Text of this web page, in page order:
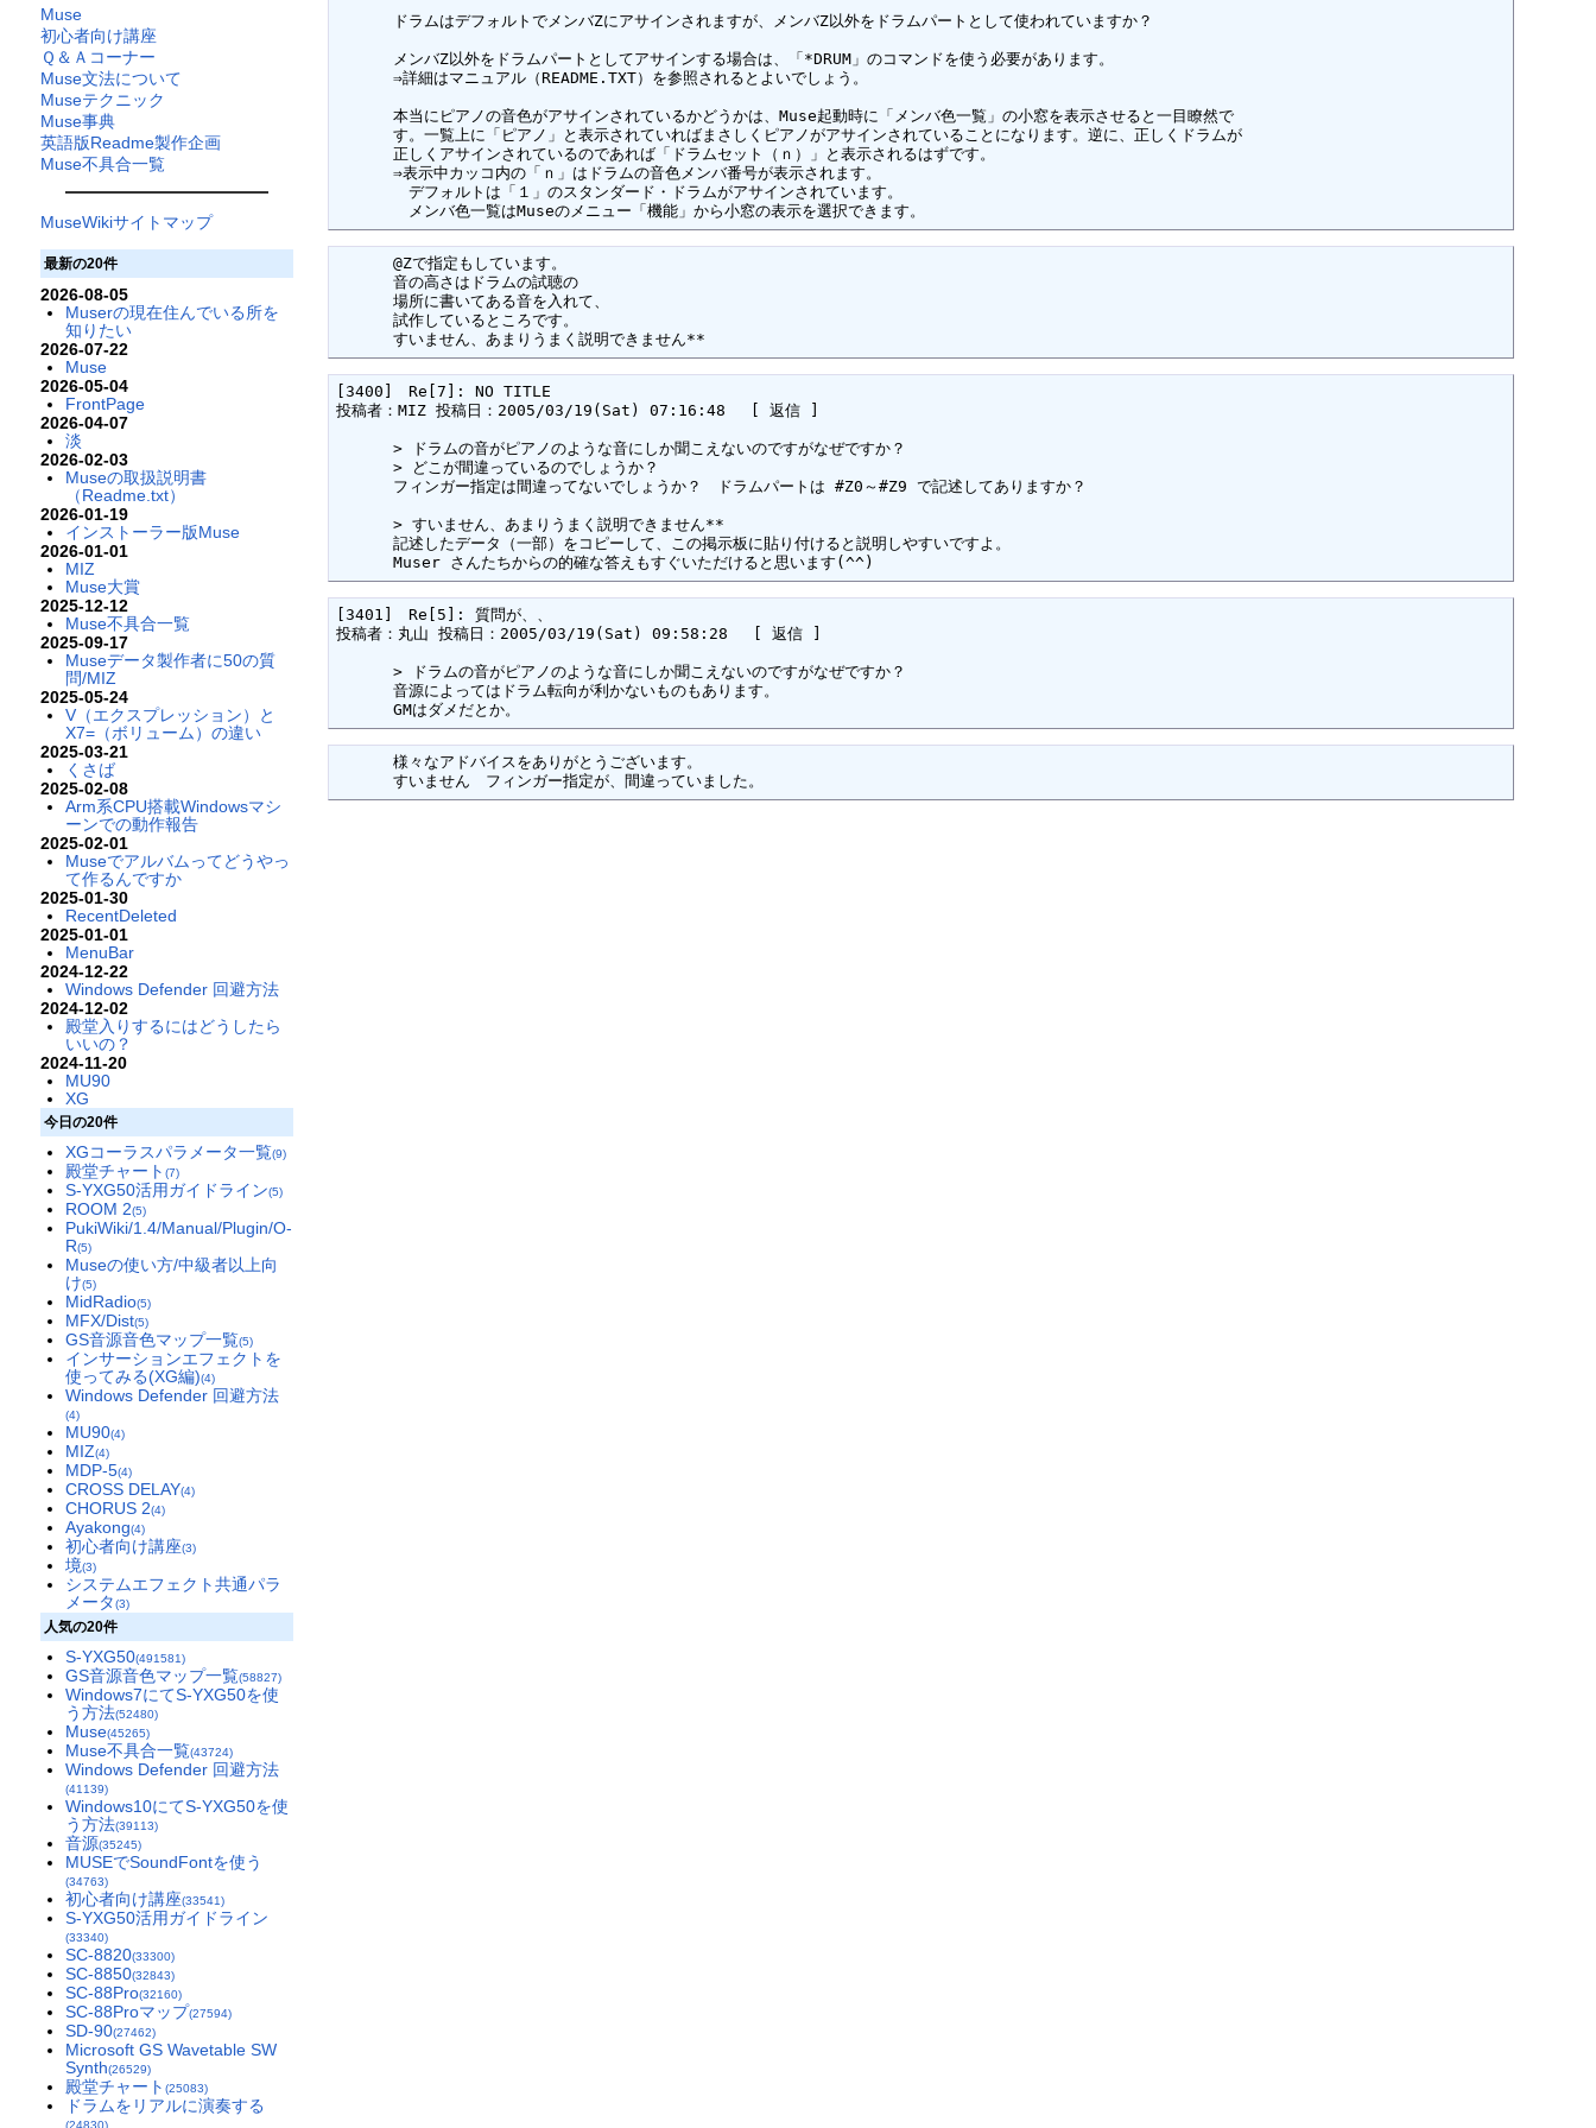
Muse
初心者向け講座
Ｑ＆Ａコーナー
Muse文法について
Museテクニック
Muse事典
英語版Readme製作企画
Muse不具合一覧
MuseWikiサイトマップ
最新の20件
2026-08-05
Muserの現在住んでいる所を
知りたい
2026-07-22
Muse
2026-05-04
FrontPage
2026-04-07
淡
2026-02-03
Museの取扱説明書
（Readme.txt）
2026-01-19
インストーラー版Muse
2026-01-01
MIZ
Muse大賞
2025-12-12
Muse不具合一覧
2025-09-17
Museデータ製作者に50の質
問/MIZ
2025-05-24
V（エクスプレッション）と
X7=（ボリューム）の違い
2025-03-21
くさば
2025-02-08
Arm系CPU搭載Windowsマシ
ーンでの動作報告
2025-02-01
Museでアルバムってどうやっ
て作るんですか
2025-01-30
RecentDeleted
2025-01-01
MenuBar
2024-12-22
Windows Defender 回避方法
2024-12-02
殿堂入りするにはどうしたら
いいの？
2024-11-20
MU90
XG
今日の20件
XGコーラスパラメータ一覧(9)
殿堂チャート(7)
S-YXG50活用ガイドライン(5)
ROOM 2(5)
PukiWiki/1.4/Manual/Plugin/O-
R(5)
Museの使い方/中級者以上向
け(5)
MidRadio(5)
MFX/Dist(5)
GS音源音色マップ一覧(5)
インサーションエフェクトを
使ってみる(XG編)(4)
Windows Defender 回避方法
(4)
MU90(4)
MIZ(4)
MDP-5(4)
CROSS DELAY(4)
CHORUS 2(4)
Ayakong(4)
初心者向け講座(3)
境(3)
システムエフェクト共通パラ
メータ(3)
人気の20件
S-YXG50(491581)
GS音源音色マップ一覧(58827)
Windows7にてS-YXG50を使
う方法(52480)
Muse(45265)
Muse不具合一覧(43724)
Windows Defender 回避方法
(41139)
Windows10にてS-YXG50を使
う方法(39113)
音源(35245)
MUSEでSoundFontを使う
(34763)
初心者向け講座(33541)
S-YXG50活用ガイドライン
(33340)
SC-8820(33300)
SC-8850(32843)
SC-88Pro(32160)
SC-88Proマップ(27594)
SD-90(27462)
Microsoft GS Wavetable SW
Synth(26529)
殿堂チャート(25083)
ドラムをリアルに演奏する
      ⇒詳細はマニュアル（README.TXT）を参照されるとよいでしょう。
      本当にピアノの音色がアサインされているかどうかは、Muse起動時に「メンバ色一覧」の小窓を表示させると一目瞭然で
      す。一覧上に「ピアノ」と表示されていればまさしくピアノがアサインされていることになります。逆に、正しくドラムが
      正しくアサインされているのであれば「ドラムセット（ｎ）」と表示されるはずです。
      ⇒表示中カッコ内の「ｎ」はドラムの音色メンバ番号が表示されます。
      　メンバ色一覧はMuseのメニュー「機能」から小窓の表示を選択できます。
      @Zで指定もしています。
      音の高さはドラムの試聴の
      場所に書いてある音を入れて、
      試作しているところです。
      すいません、あまりうまく説明できません**
[3400]　Re[7]: NO TITLE
投稿者：MIZ 投稿日：2005/03/19(Sat) 07:16:48　 [ 返信 ]
      > ドラムの音がピアノのような音にしか聞こえないのですがなぜですか？
      > どこが間違っているのでしょうか？
      > すいません、あまりうまく説明できません**
      記述したデータ（一部）をコピーして、この掲示板に貼り付けると説明しやすいですよ。
      Muser さんたちからの的確な答えもすぐいただけると思います(^^)
[3401]　Re[5]: 質問が、、
投稿者：丸山 投稿日：2005/03/19(Sat) 09:58:28　 [ 返信 ]
      > ドラムの音がピアノのような音にしか聞こえないのですがなぜですか？
      音源によってはドラム転向が利かないものもあります。
      GMはダメだとか。
      様々なアドバイスをありがとうございます。
      すいません　フィンガー指定が、間違っていました。